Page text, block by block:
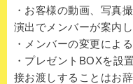
・お客様の動画、写真
演出でメンバーが案内
・メンバーの変更によ
・プレゼントBOXを設
接お渡しすることはお辞